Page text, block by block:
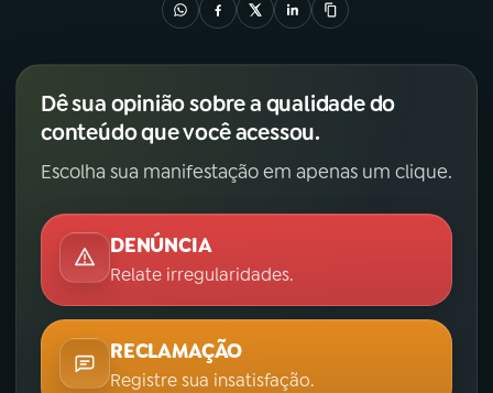
Dê sua opinião sobre a qualidade do
conteúdo que você acessou.
Escolha sua manifestação em apenas um clique.
DENÚNCIA
Relate irregularidades.
RECLAMAÇÃO
Registre sua insatisfação.